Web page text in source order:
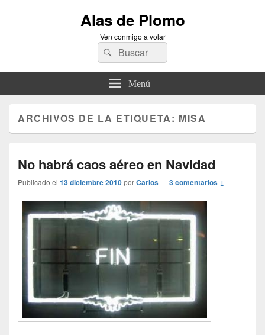
Alas de Plomo
Ven conmigo a volar
Buscar
por:
Buscar
Menú
ARCHIVOS DE LA ETIQUETA: MISA
No habrá caos aéreo en Navidad
Publicado el 13 diciembre 2010porCarlos—3 comentarios ↓